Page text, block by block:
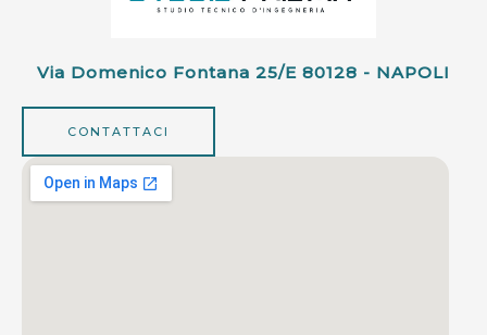
Via Domenico Fontana 25/e 80128 - NAPOLI
CONTATTACI